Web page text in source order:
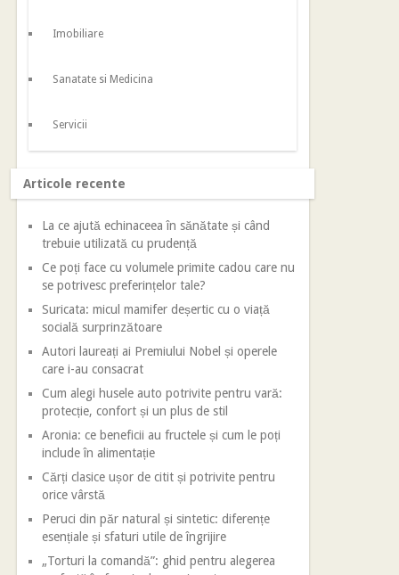
Imobiliare
Sanatate si Medicina
Servicii
Articole recente
La ce ajută echinaceea în sănătate și când
trebuie utilizată cu prudență
Ce poți face cu volumele primite cadou care nu
se potrivesc preferințelor tale?
Suricata: micul mamifer deșertic cu o viață
socială surprinzătoare
Autori laureați ai Premiului Nobel și operele
care i-au consacrat
Cum alegi husele auto potrivite pentru vară:
protecție, confort și un plus de stil
Aronia: ce beneficii au fructele și cum le poți
include în alimentație
Cărți clasice ușor de citit și potrivite pentru
orice vârstă
Peruci din păr natural și sintetic: diferențe
esențiale și sfaturi utile de îngrijire
„Torturi la comandă”: ghid pentru alegerea